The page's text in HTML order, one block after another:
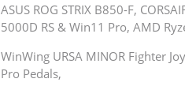
ASUS ROG STRIX B850-F,
5000D RS & Win11 Pro, AMD
WinWing URSA MINOR Fighter
Pro Pedals,